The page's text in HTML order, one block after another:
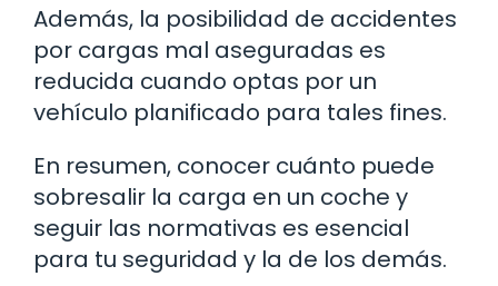
Además, la posibilidad de accidentes
por cargas mal aseguradas es
reducida cuando optas por un
vehículo planificado para tales fines.
En resumen, conocer cuánto puede
sobresalir la carga en un coche y
seguir las normativas es esencial
para tu seguridad y la de los demás.